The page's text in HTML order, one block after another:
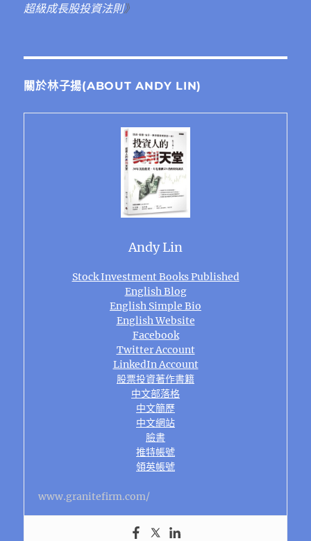
超級成長股投資法則》
關於林子揚(ABOUT ANDY LIN)
Andy Lin
Stock Investment Books Published
English Blog
English Simple Bio
English Website
Facebook
Twitter Account
LinkedIn Account
股票投資著作書籍
中文部落格
中文簡歷
中文網站
臉書
推特帳號
領英帳號
www.granitefirm.com/